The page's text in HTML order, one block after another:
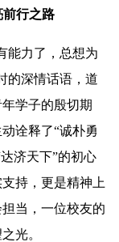
前行之路
能力了，总想为
的深情话语，道
学子的殷切期
诠释了“诚朴勇
济天下”的初心
持，更是精神上
当，一位校友的
光。